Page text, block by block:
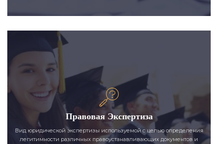
Правовая Экспертиза
Вид юридической экспертизы используемой с целью определения
легитимности различных правоустанавливающих документов и